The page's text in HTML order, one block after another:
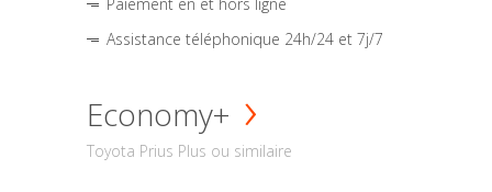
Assistance téléphonique 24h/24 et 7j/7
Economy+
Toyota Prius Plus ou similaire